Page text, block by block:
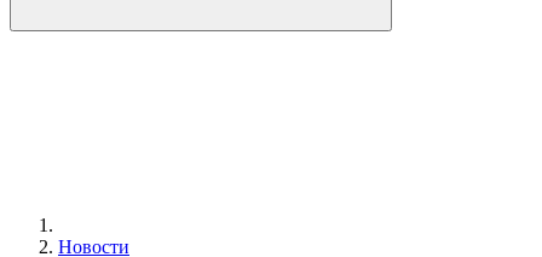
Новости